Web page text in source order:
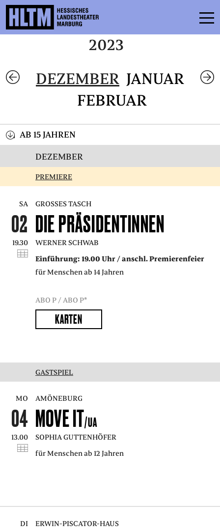
ENSEMBLE
KARTEN
SERVICE
KONTAKT
PODCAST
PRESSE
SUCHE
2023
DEZEMBER JANUAR
FEBRUAR
AB 15 JAHREN
DEZEMBER
PREMIERE
SA
02
19.30
GROSSES TASCH
DIE PRÄSIDENTINNEN
WERNER SCHWAB
Einführung: 19.00 Uhr / anschl. Premierenfeier
für Menschen ab 14 Jahren
ABO P / ABO P*
KARTEN
GASTSPIEL
MO
04
13.00
AMÖNEBURG
MOVE IT/UA
SOPHIA GUTTENHÖFER
für Menschen ab 12 Jahren
DI ERWIN-PISCATOR-HAUS